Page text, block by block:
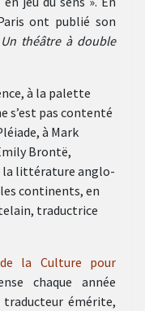
ont publié son
théâtre à double
à la palette
s’est pas contenté
à Mark
Brontë,
la littérature anglo-
continents, en
traductrice
de la Culture pour
chaque année
traducteur émérite,